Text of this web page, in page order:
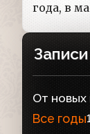
года, в
Записи
От новых
Все годы